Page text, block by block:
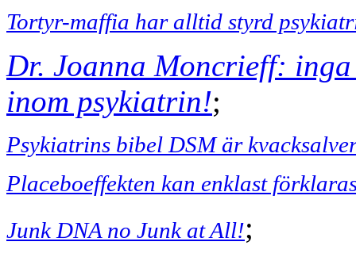
Tortyr-maffia har alltid styrd
Dr. Joanna Moncrieff:
inom psykiatrin!;
Psykiatrins bibel DSM är
Placeboeffekten kan enklast
Junk DNA no Junk at All!;